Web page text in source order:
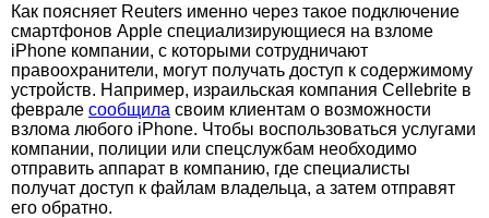
Как поясняет Reuters именно через такое подключение
смартфонов Apple специализирующиеся на взломе
iPhone компании, с которыми сотрудничают
правоохранители, могут получать доступ к содержимому
устройств. Например, израильская компания Cellebrite в
феврале сообщила своим клиентам о возможности
взлома любого iPhone. Чтобы воспользоваться услугами
компании, полиции или спецслужбам необходимо
отправить аппарат в компанию, где специалисты
получат доступ к файлам владельца, а затем отправят
его обратно.